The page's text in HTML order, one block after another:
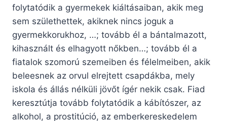
folytatódik a gyermekek kiáltásaiban, akik meg
sem születhettek, akiknek nincs joguk a
gyermekkorukhoz, …; tovább él a bántalmazott,
kihasznált és elhagyott nőkben…; tovább él a
fiatalok szomorú szemeiben és félelmeiben, akik
beleesnek az orvul elrejtett csapdákba, mely
iskola és állás nélküli jövőt ígér nekik csak. Fiad
keresztútja tovább folytatódik a kábítószer, az
alkohol, a prostitúció, az emberkereskedelem